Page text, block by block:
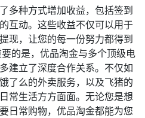
多种方式增加收益，包括签到
互动。这些收益不仅可以用于
现，让您的每一份努力都得到
的是，优品淘金与多个顶级电
建立了深度合作关系。不仅如
了么的外卖服务，以及飞猪的
常生活方方面面。无论您是想
日常购物，优品淘金都能为您